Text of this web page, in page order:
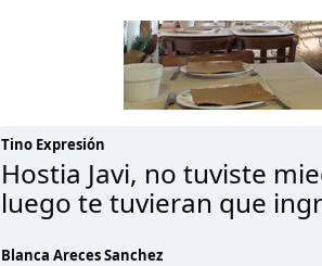
Tino Expresión
Hostia Javi, no tuviste
luego te tuvieran que
Blanca Areces Sanchez